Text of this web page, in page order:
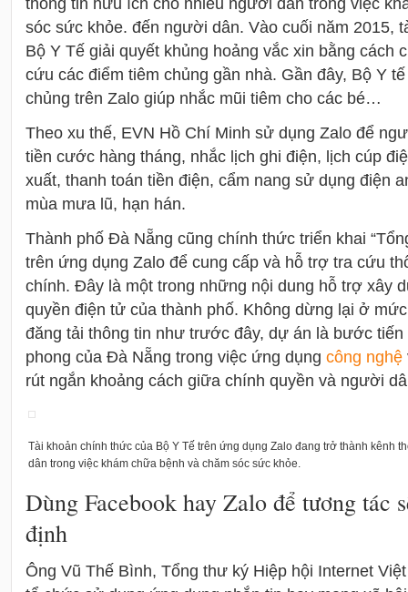
sóc sức khỏe. đến người dân. Vào cuối năm 2015,
Bộ Y Tế giải quyết khủng hoảng vắc xin bằng cách
cứu các điểm tiêm chủng gần nhà. Gần đây, Bộ Y
chủng trên Zalo giúp nhắc mũi tiêm cho các bé…
Theo xu thế, EVN Hồ Chí Minh sử dụng Zalo để
tiền cước hàng tháng, nhắc lịch ghi điện, lịch cúp
xuất, thanh toán tiền điện, cẩm nang sử dụng điện
mùa mưa lũ, hạn hán.
Thành phố Đà Nẵng cũng chính thức triển khai
trên ứng dụng Zalo để cung cấp và hỗ trợ tra cứu
chính. Đây là một trong những nội dung hỗ trợ xây
quyền điện tử của thành phố. Không dừng lại ở
đăng tải thông tin như trước đây, dự án là bước
phong của Đà Nẵng trong việc ứng dụng công nghệ
rút ngắn khoảng cách giữa chính quyền và người
Tài khoản chính thức của Bộ Y Tế trên ứng dụng Zalo đang trở thành kênh
dân trong việc khám chữa bệnh và chăm sóc sức khỏe.
Dùng Facebook hay Zalo để tương tác
định
Ông Vũ Thế Bình, Tổng thư ký Hiệp hội Internet